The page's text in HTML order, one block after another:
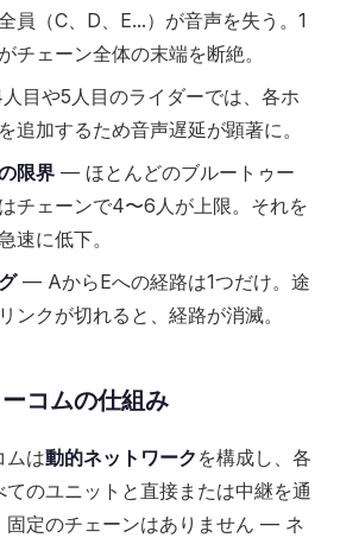
員（C、D、E...）が音声を失う。1
チェーン全体の末端を断絶。
目や5人目のライダーでは、各ホ
追加するため音声遅延が顕著に。
限界 — ほとんどのブルートゥー
チェーンで4〜6人が上限。それを
速に低下。
— AからEへの経路は1つだけ。途
ンクが切れると、経路が消滅。
コムの仕組み
ムは動的ネットワーク を構成し、各
のユニットと直接または中継を通
固定のチェーンはありません — ネ